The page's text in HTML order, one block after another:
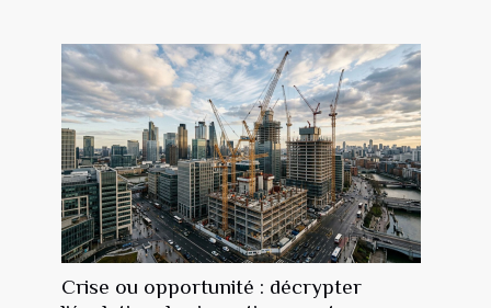
Crise ou opportunité : décrypter